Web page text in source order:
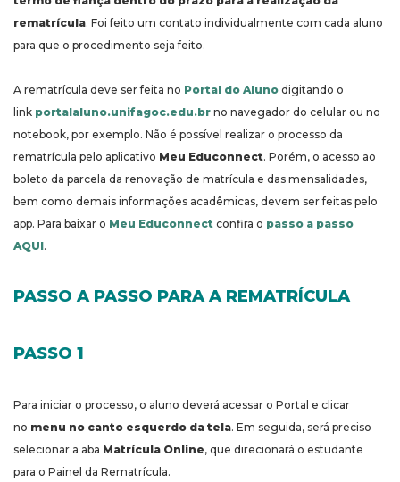
rematrícula. Foi feito um contato individualmente com cada aluno
para que o procedimento seja feito.
A rematrícula deve ser feita no Portal do Aluno digitando o
link portalaluno.unifagoc.edu.br no navegador do celular ou no
notebook, por exemplo. Não é possível realizar o processo da
rematrícula pelo aplicativo Meu Educonnect. Porém, o acesso ao
boleto da parcela da renovação de matrícula e das mensalidades,
bem como demais informações acadêmicas, devem ser feitas pelo
app. Para baixar o Meu Educonnect confira o passo a passo
AQUI.
PASSO A PASSO PARA A REMATRÍCULA
PASSO 1
Para iniciar o processo, o aluno deverá acessar o Portal e clicar
no menu no canto esquerdo da tela. Em seguida, será preciso
selecionar a aba Matrícula Online, que direcionará o estudante
para o Painel da Rematrícula.